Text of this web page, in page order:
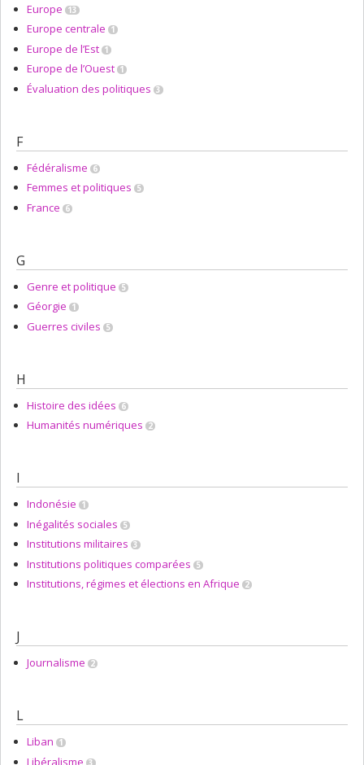
Europe 13
Europe centrale 1
Europe de l’Est 1
Europe de l’Ouest 1
Évaluation des politiques 3
F
Fédéralisme 6
Femmes et politiques 5
France 6
G
Genre et politique 5
Géorgie 1
Guerres civiles 5
H
Histoire des idées 6
Humanités numériques 2
I
Indonésie 1
Inégalités sociales 5
Institutions militaires 3
Institutions politiques comparées 5
Institutions, régimes et élections en Afrique 2
J
Journalisme 2
L
Liban 1
Libéralisme 3